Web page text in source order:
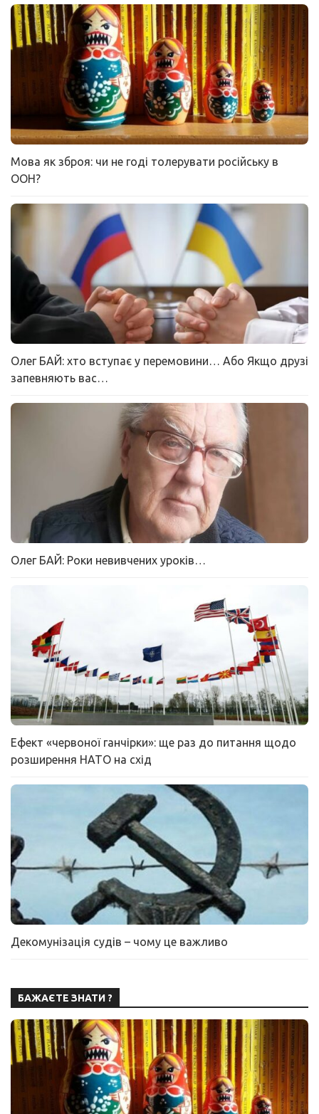
Мова як зброя: чи не годі толерувати російську в
ООН?
Олег БАЙ: хто вступає у перемовини… Або Якщо друзі
запевняють вас…
Олег БАЙ: Роки невивчених уроків…
Ефект «червоної ганчірки»: ще раз до питання щодо
розширення НАТО на схід
Декомунізація судів – чому це важливо
БАЖАЄТЕ ЗНАТИ ?